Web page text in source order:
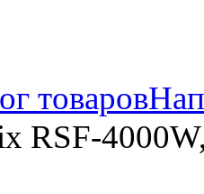
товаров
RSF-